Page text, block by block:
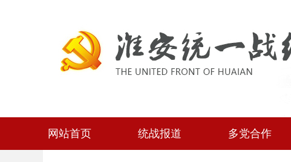
网站首页 统战报道 多党合作